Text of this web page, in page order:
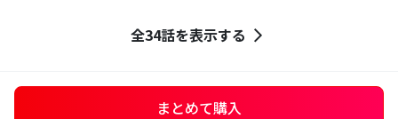
全34話を表示する
まとめて購入